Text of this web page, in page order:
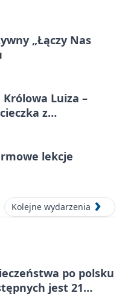
„Łączy Nas
Luiza –
z
lekcje
Kolejne wydarzenia
po polsku
jest 21